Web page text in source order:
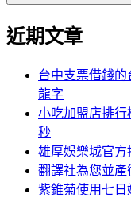
近期文章
台中支票借錢
龍字
小吃加盟店排行
秒
雄厚娛樂城官方
翻譯社為您並
紫錐菊使用七